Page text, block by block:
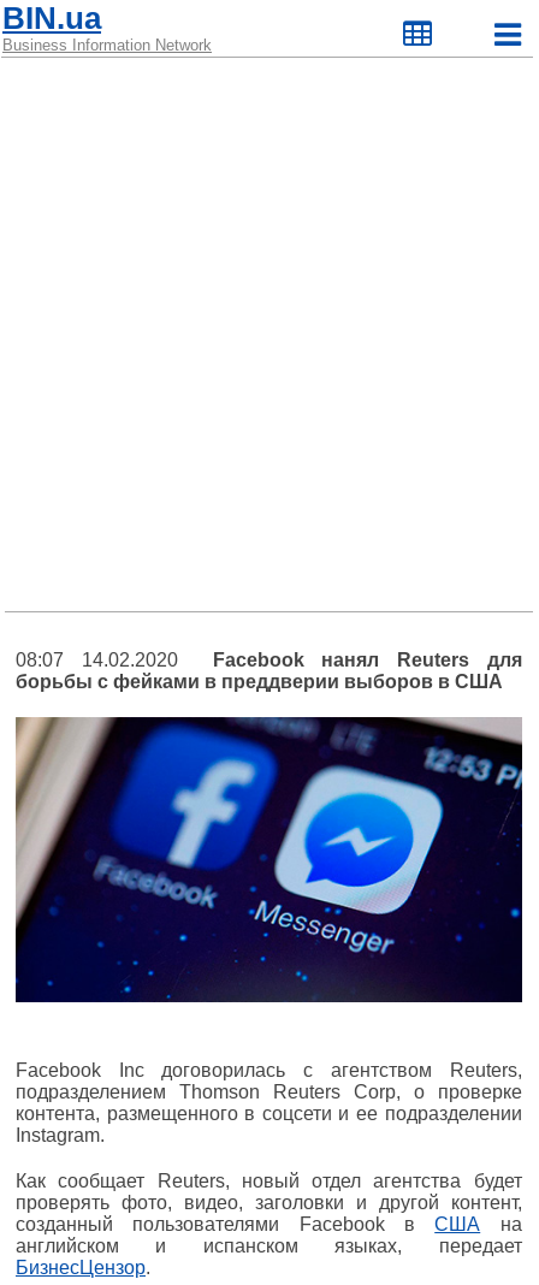
BIN.ua
Business Information Network
08:07 14.02.2020
Facebook нанял Reuters для
борьбы с фейками в преддверии выборов в США
Facebook Inc договорилась с агентством Reuters,
подразделением Thomson Reuters Corp, о проверке
контента, размещенного в соцсети и ее подразделении
Instagram.
Как сообщает Reuters, новый отдел агентства будет
проверять фото, видео, заголовки и другой контент,
созданный пользователями Facebook вСША на
английском и испанском языках, передает
БизнесЦензор.